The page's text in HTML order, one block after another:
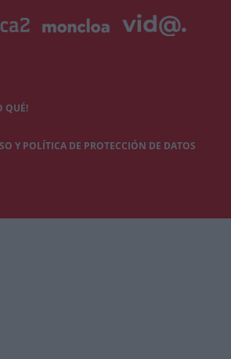
QUÉ!
Y POLÍTICA DE PROTECCIÓN DE DATOS